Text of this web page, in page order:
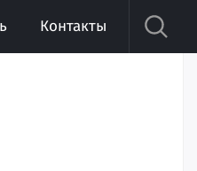
Контакты